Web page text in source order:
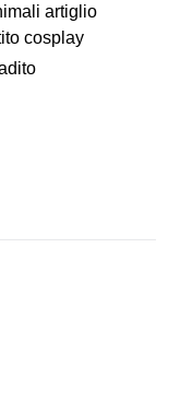
artiglio
cosplay